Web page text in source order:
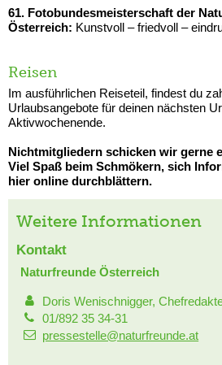
61. Fotobundesmeisterschaft der
Österreich: Kunstvoll – friedvoll –
Reisen
Im ausführlichen Reiseteil, findest du
Urlaubsangebote für deinen nächsten
Aktivwochenende.
Nichtmitgliedern schicken wir gerne
Viel Spaß beim Schmökern, sich
hier online durchblättern.
Weitere Informationen
Kontakt
Naturfreunde Österreich
Doris Wenischnigger,
01/892 35 34-31
pressestelle@naturfreunde.at